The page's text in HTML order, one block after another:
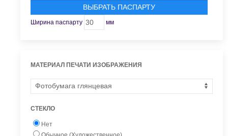
ВЫБРАТЬ ПАСПАРТУ
Ширина паспарту мм
МАТЕРИАЛ ПЕЧАТИ ИЗОБРАЖЕНИЯ
СТЕКЛО
Нет